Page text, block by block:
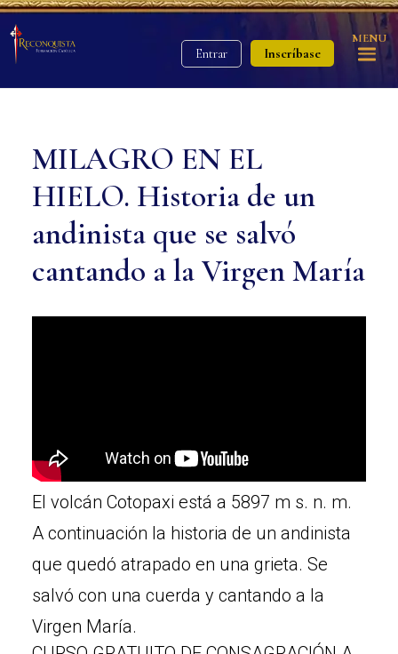
Entrar Inscríbase
MENU
MILAGRO EN EL
HIELO. Historia de un
andinista que se salvó
cantando a la Virgen María
El volcán Cotopaxi está a 5897 m s. n. m.
A continuación la historia de un andinista
que quedó atrapado en una grieta. Se
salvó con una cuerda y cantando a la
Virgen María.